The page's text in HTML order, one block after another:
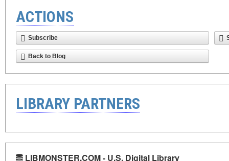
ACTIONS
Subscribe
Back to Blog
LIBRARY PARTNERS
LIBMONSTER.COM - U.S. Digital Library